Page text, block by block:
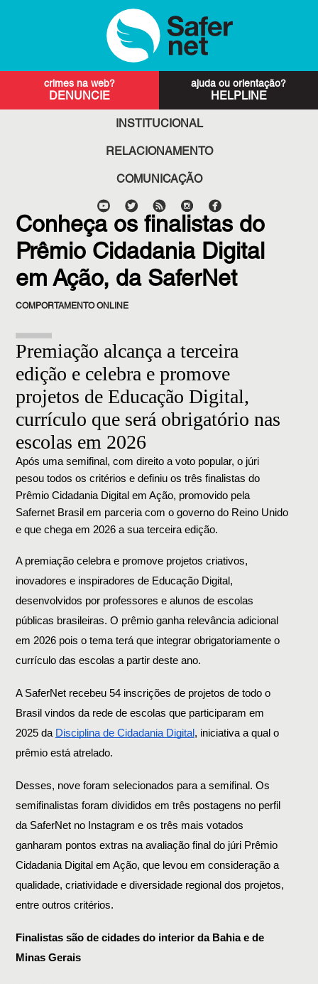
DENUNCIE HELPLINE
INSTITUCIONAL
RELACIONAMENTO
COMUNICAÇÃO
Conheça os finalistas do
Prêmio Cidadania Digital
em Ação, da SaferNet
COMPORTAMENTO ONLINE
Premiação alcança a terceira
edição e celebra e promove
projetos de Educação Digital,
currículo que será obrigatório nas
escolas em 2026
Após uma semifinal, com direito a voto popular, o júri
pesou todos os critérios e definiu os três finalistas do
Prêmio Cidadania Digital em Ação, promovido pela
Safernet Brasil em parceria com o governo do Reino Unido
e que chega em 2026 a sua terceira edição.
A premiação celebra e promove projetos criativos,
inovadores e inspiradores de Educação Digital,
desenvolvidos por professores e alunos de escolas
públicas brasileiras. O prêmio ganha relevância adicional
em 2026 pois o tema terá que integrar obrigatoriamente o
currículo das escolas a partir deste ano.
A SaferNet recebeu 54 inscrições de projetos de todo o
Brasil vindos da rede de escolas que participaram em
2025 da Disciplina de Cidadania Digital , iniciativa a qual o
prêmio está atrelado.
Desses, nove foram selecionados para a semifinal. Os
semifinalistas foram divididos em três postagens no perfil
da SaferNet no Instagram e os três mais votados
ganharam pontos extras na avaliação final do júri Prêmio
Cidadania Digital em Ação, que levou em consideração a
qualidade, criatividade e diversidade regional dos projetos,
entre outros critérios.
Finalistas são de cidades do interior da Bahia e de
Minas Gerais